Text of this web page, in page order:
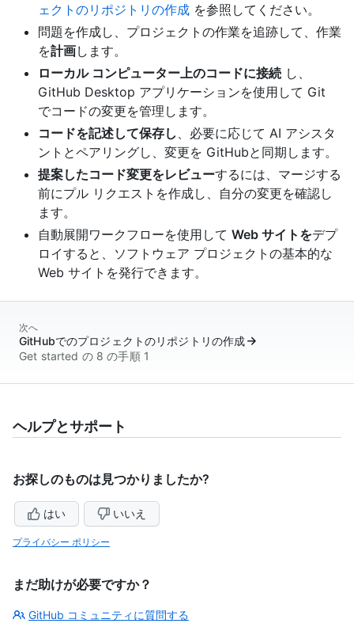
ェクトのリポジトリの作成 を参照してください。
問題を作成し、プロジェクトの作業を追跡して、作業
を計画します。
ローカル コンピューター上のコードに接続 し、
GitHub Desktop アプリケーションを使用して Git
でコードの変更を管理します。
コードを記述して保存し 、必要に応じて AI アシスタ
ントとペアリングし、変更を GitHubと同期します。
提案したコード変更をレビューするには、マージする
前にプル リクエストを作成し、自分の変更を確認し
ます。
自動展開ワークフローを使用して Web サイトをデプ
ロイすると、ソフトウェア プロジェクトの基本的な
Web サイトを発行できます。
次へ
GitHubでのプロジェクトのリポジトリの作成
Get started の 8 の手順 1
ヘルプとサポート
お探しのものは見つかりましたか?
はい いいえ
プライバシー ポリシー
まだ助けが必要ですか？
GitHub コミュニティに質問する